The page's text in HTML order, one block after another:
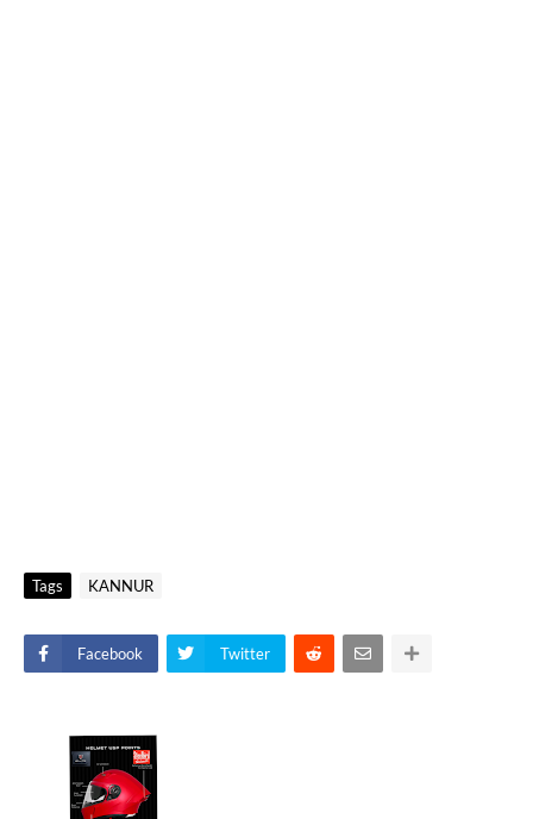
Tags KANNUR
Facebook Twitter